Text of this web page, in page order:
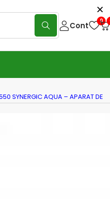
Cont 0
SYNERGIC AQUA – APARAT DE
tip MIG-